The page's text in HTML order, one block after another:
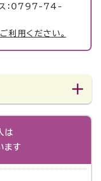
：0797-74-
利用ください。
は
ます